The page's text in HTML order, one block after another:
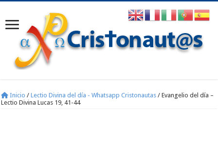
Inicio / Lectio Divina del día - Whatsapp Cristonautas / Evangelio del día –
Lectio Divina Lucas 19, 41-44